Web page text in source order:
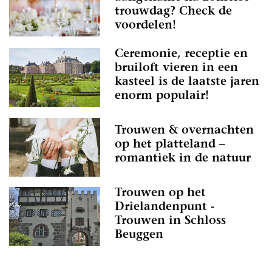
trouwdag? Check de
voordelen!
Ceremonie, receptie en
bruiloft vieren in een
kasteel is de laatste jaren
enorm populair!
Trouwen & overnachten
op het platteland –
romantiek in de natuur
Trouwen op het
Drielandenpunt -
Trouwen in Schloss
Beuggen